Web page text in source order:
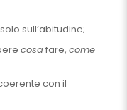
sull’abitudine;
cosafare, come
con il